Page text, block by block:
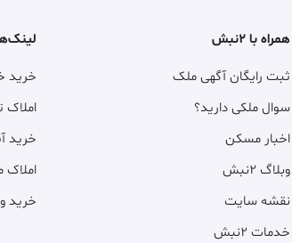
همراه با ۲نبش
ثبت رایگان آگهی ملک
سوال ملکی دارید؟
اخبار مسکن
وبلاگ ۲نبش
نقشه سایت
خدمات ۲نبش
خرید
املاک
خرید
خرید